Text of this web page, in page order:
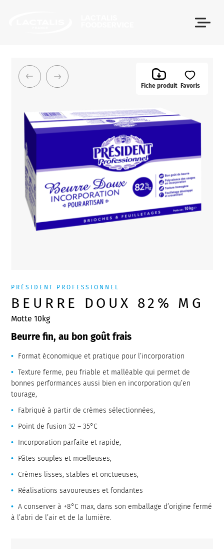
PRÉSIDENT PROFESSIONNEL
BEURRE DOUX 82% MG
Motte 10kg
Beurre fin, au bon goût frais
Format économique et pratique pour l’incorporation
Texture ferme, peu friable et malléable qui permet de
bonnes performances aussi bien en incorporation qu’en
tourage,
Fabriqué à partir de crèmes sélectionnées,
Point de fusion 32 – 35°C
Incorporation parfaite et rapide,
Pâtes souples et moelleuses,
Crèmes lisses, stables et onctueuses,
Réalisations savoureuses et fondantes
A conserver à +8°C max, dans son emballage d’origine fermé
à l’abri de l’air et de la lumière.
Fiche produit Favoris